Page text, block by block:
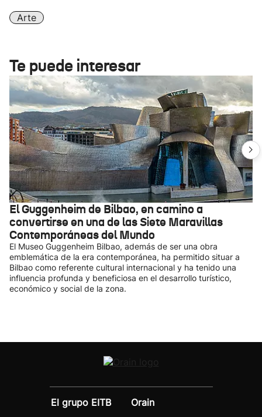
Arte
Te puede interesar
El Guggenheim de Bilbao, en camino a
convertirse en una de las Siete Maravillas
Contemporáneas del Mundo
El Museo Guggenheim Bilbao, además de ser una obra
emblemática de la era contemporánea, ha permitido situar a
Bilbao como referente cultural internacional y ha tenido una
influencia profunda y beneficiosa en el desarrollo turístico,
económico y social de la zona.
El grupo EITB
Orain